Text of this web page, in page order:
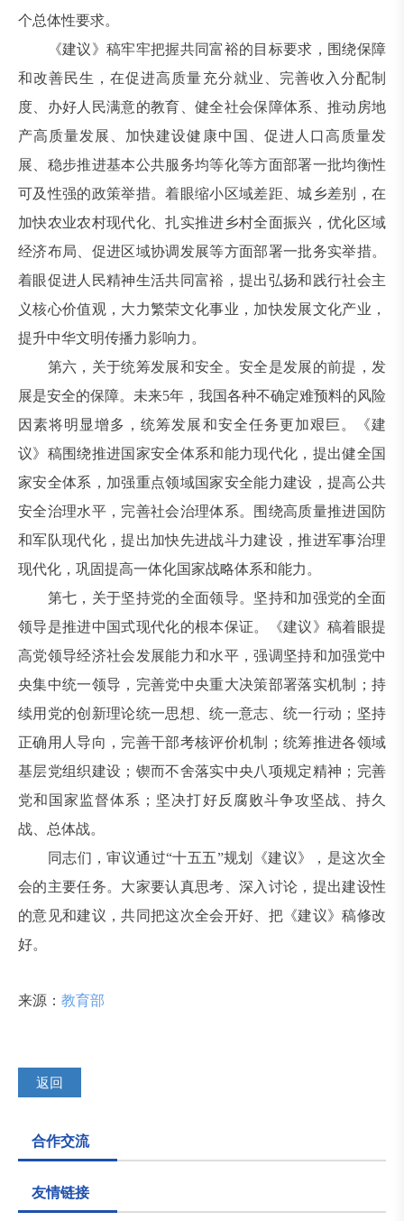
个总体性要求。
《建议》稿牢牢把握共同富裕的目标要求，围绕保障
和改善民生，在促进高质量充分就业、完善收入分配制
度、办好人民满意的教育、健全社会保障体系、推动房地
产高质量发展、加快建设健康中国、促进人口高质量发
展、稳步推进基本公共服务均等化等方面部署一批均衡性
可及性强的政策举措。着眼缩小区域差距、城乡差别，在
加快农业农村现代化、扎实推进乡村全面振兴，优化区域
经济布局、促进区域协调发展等方面部署一批务实举措。
着眼促进人民精神生活共同富裕，提出弘扬和践行社会主
义核心价值观，大力繁荣文化事业，加快发展文化产业，
提升中华文明传播力影响力。
第六，关于统筹发展和安全。安全是发展的前提，发
展是安全的保障。未来5年，我国各种不确定难预料的风险
因素将明显增多，统筹发展和安全任务更加艰巨。《建
议》稿围绕推进国家安全体系和能力现代化，提出健全国
家安全体系，加强重点领域国家安全能力建设，提高公共
安全治理水平，完善社会治理体系。围绕高质量推进国防
和军队现代化，提出加快先进战斗力建设，推进军事治理
现代化，巩固提高一体化国家战略体系和能力。
第七，关于坚持党的全面领导。坚持和加强党的全面
领导是推进中国式现代化的根本保证。《建议》稿着眼提
高党领导经济社会发展能力和水平，强调坚持和加强党中
央集中统一领导，完善党中央重大决策部署落实机制；持
续用党的创新理论统一思想、统一意志、统一行动；坚持
正确用人导向，完善干部考核评价机制；统筹推进各领域
基层党组织建设；锲而不舍落实中央八项规定精神；完善
党和国家监督体系；坚决打好反腐败斗争攻坚战、持久
战、总体战。
同志们，审议通过“十五五”规划《建议》，是这次全
会的主要任务。大家要认真思考、深入讨论，提出建设性
的意见和建议，共同把这次全会开好、把《建议》稿修改
好。
来源： 教育部
返回
合作交流
友情链接